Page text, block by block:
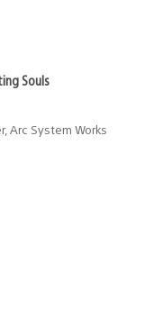
Souls
Arc System Works